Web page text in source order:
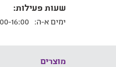
שעות פעילות:
ימים א-ה:
מוצרים